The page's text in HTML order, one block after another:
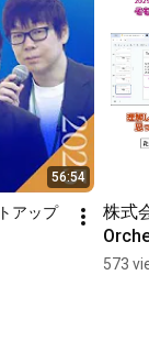
56:54
アップ
株式
表取
573